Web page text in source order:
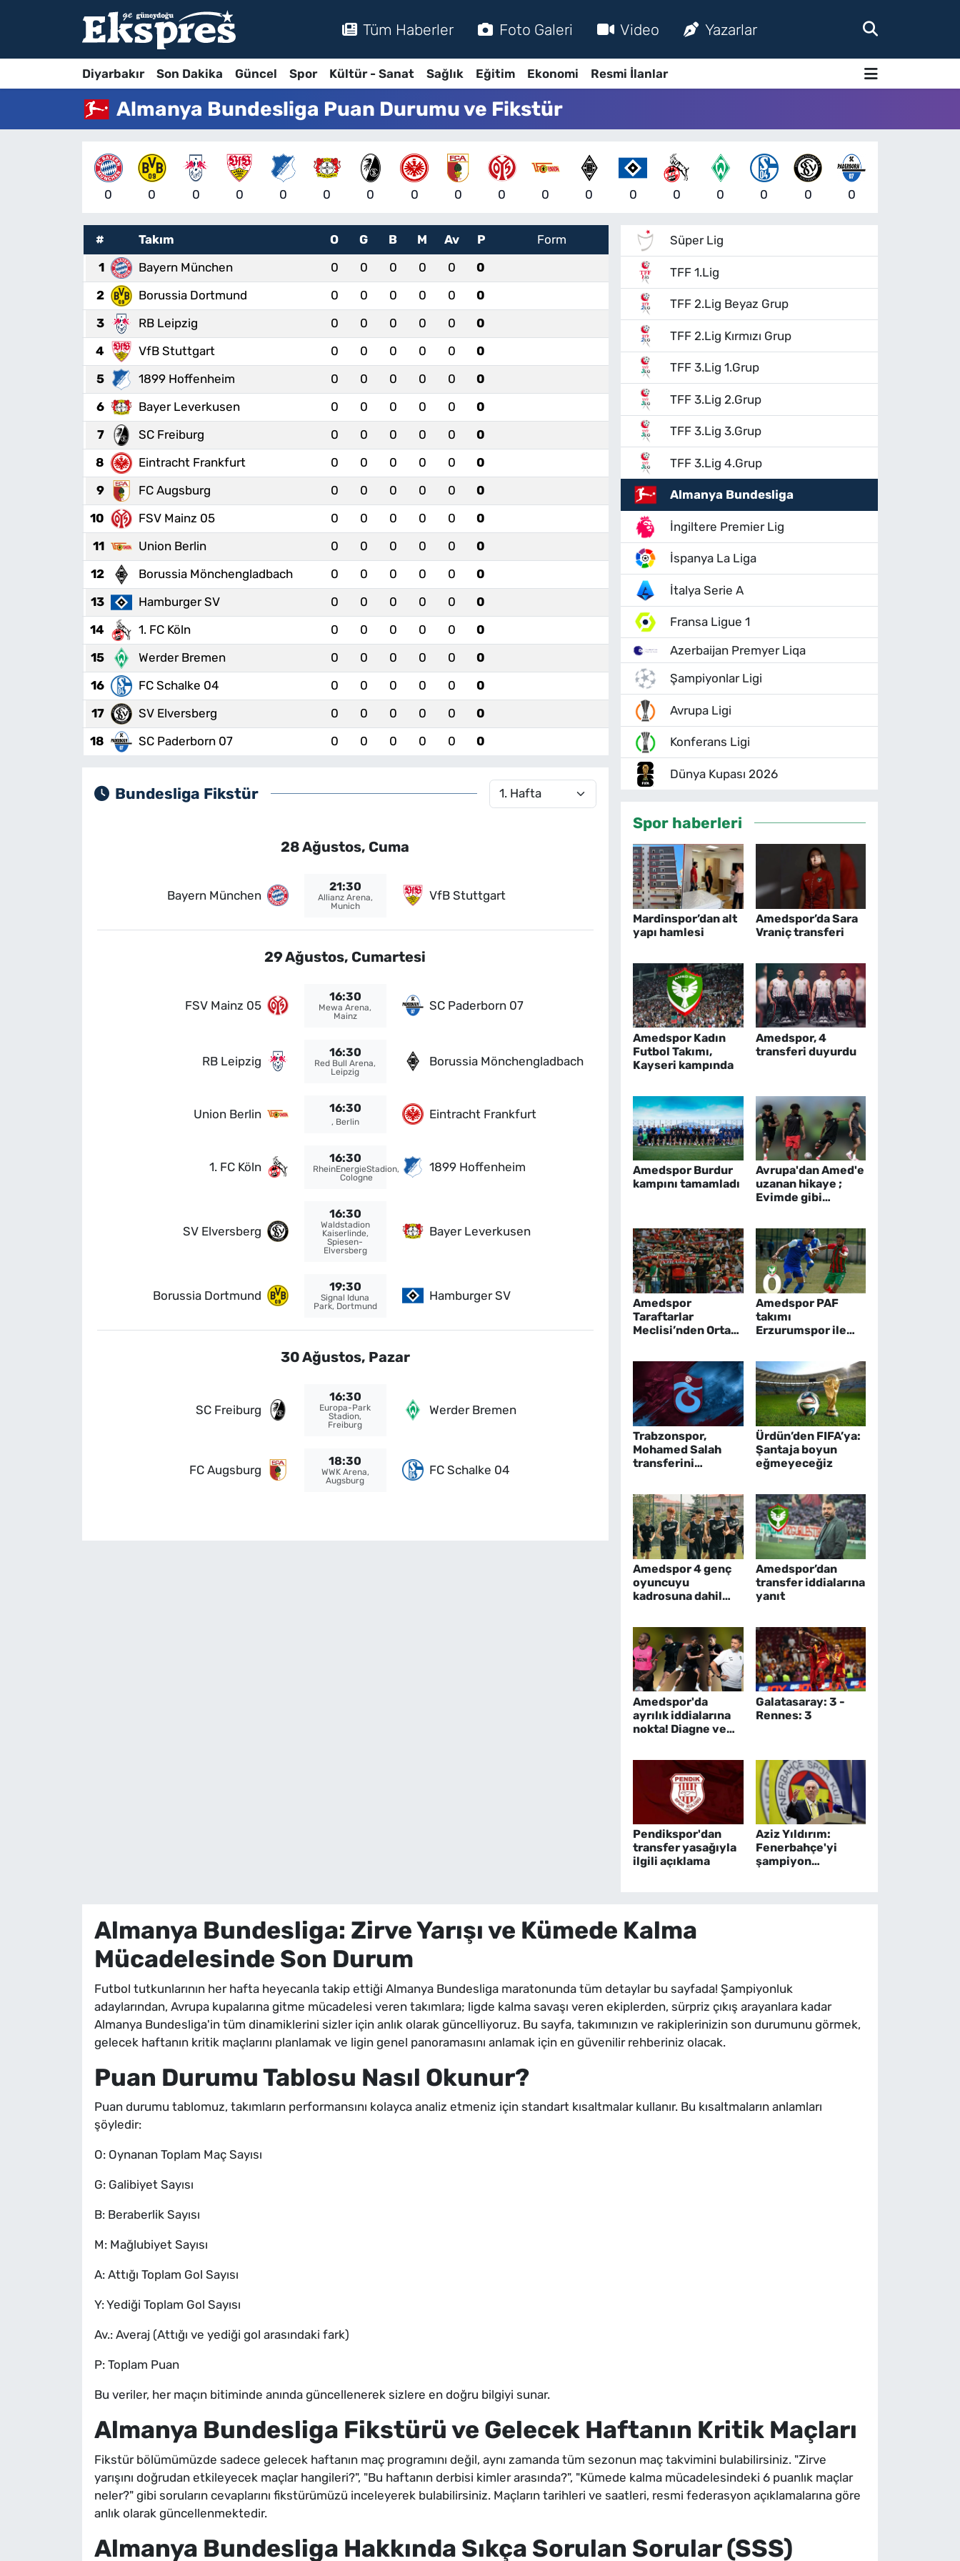
Tüm Haberler Foto Galeri Video Yazarlar
Diyarbakır Son Dakika Güncel Spor Kültür - Sanat Sağlık Eğitim Ekonomi Resmi İlanlar
Almanya Bundesliga Puan Durumu ve Fikstür
0 0 0 0 0 0 0 0 0 0 0 0 0 0 0 0 0 0
# Takım O G B M Av P
Form
1
Bayern München 0 0 0 0 0
0
2
Borussia Dortmund 0 0 0 0 0
0
3
RB Leipzig 0 0 0 0 0
0
4
VfB Stuttgart 0 0 0 0 0
0
5
1899 Hoffenheim 0 0 0 0 0
0
6
Bayer Leverkusen 0 0 0 0 0
0
7
SC Freiburg 0 0 0 0 0
0
8
Eintracht Frankfurt 0 0 0 0 0
0
9
FC Augsburg 0 0 0 0 0
0
10
FSV Mainz 05 0 0 0 0 0
0
11
Union Berlin 0 0 0 0 0
0
12
Borussia Mönchengladbach 0 0 0 0 0
0
13
Hamburger SV 0 0 0 0 0
0
14
1. FC Köln 0 0 0 0 0
0
15
Werder Bremen 0 0 0 0 0
0
16
FC Schalke 04 0 0 0 0 0
0
17
SV Elversberg 0 0 0 0 0
0
18
SC Paderborn 07 0 0 0 0 0 0
Bundesliga Fikstür
28 Ağustos, Cuma
Bayern München
21:30
Allianz Arena,
Munich
VfB Stuttgart
29 Ağustos, Cumartesi
FSV Mainz 05
16:30
Mewa Arena,
Mainz
SC Paderborn 07
RB Leipzig
16:30
Red Bull Arena,
Leipzig
Borussia Mönchengladbach
Union Berlin 16:30
, Berlin
Eintracht Frankfurt
1. FC Köln
16:30
RheinEnergieStadion,
Cologne
1899 Hoffenheim
SV Elversberg
16:30
Waldstadion
Kaiserlinde,
Spiesen-
Elversberg
Bayer Leverkusen
Borussia Dortmund
19:30
Signal Iduna
Park, Dortmund
Hamburger SV
30 Ağustos, Pazar
SC Freiburg
16:30
Europa-Park
Stadion,
Freiburg
Werder Bremen
FC Augsburg
18:30
WWK Arena,
Augsburg
FC Schalke 04
Süper Lig
TFF 1.Lig
TFF 2.Lig Beyaz Grup
TFF 2.Lig Kırmızı Grup
TFF 3.Lig 1.Grup
TFF 3.Lig 2.Grup
TFF 3.Lig 3.Grup
TFF 3.Lig 4.Grup
Almanya Bundesliga
İngiltere Premier Lig
İspanya La Liga
İtalya Serie A
Fransa Ligue 1
Azerbaijan Premyer Liqa
Şampiyonlar Ligi
Avrupa Ligi
Konferans Ligi
Dünya Kupası 2026
Spor haberleri
Mardinspor’dan alt
yapı hamlesi
Amedspor’da Sara
Vraniç transferi
Amedspor Kadın
Futbol Takımı,
Kayseri kampında
Amedspor, 4
transferi duyurdu
Amedspor Burdur
kampını tamamladı
Avrupa'dan Amed'e
uzanan hikaye ;
Evimde gibi
Amedspor
Taraftarlar
Meclisi’nden Ortak
Amedspor PAF
takımı
Erzurumspor ile
Trabzonspor,
Mohamed Salah
transferini
Ürdün’den FIFA’ya:
Şantaja boyun
eğmeyeceğiz
Amedspor 4 genç
oyuncuyu
kadrosuna dahil
Amedspor’dan
transfer iddialarına
yanıt
Amedspor'da
ayrılık iddialarına
nokta! Diagne ve
Galatasaray: 3 -
Rennes: 3
Pendikspor'dan
transfer yasağıyla
ilgili açıklama
Aziz Yıldırım:
Fenerbahçe'yi
şampiyon
Almanya Bundesliga: Zirve Yarışı ve Kümede Kalma
Mücadelesinde Son Durum
Futbol tutkunlarının her hafta heyecanla takip ettiği Almanya Bundesliga maratonunda tüm detaylar bu sayfada! Şampiyonluk
adaylarından, Avrupa kupalarına gitme mücadelesi veren takımlara; ligde kalma savaşı veren ekiplerden, sürpriz çıkış arayanlara kadar
Almanya Bundesliga'in tüm dinamiklerini sizler için anlık olarak güncelliyoruz. Bu sayfa, takımınızın ve rakiplerinizin son durumunu görmek,
gelecek haftanın kritik maçlarını planlamak ve ligin genel panoramasını anlamak için en güvenilir rehberiniz olacak.
Puan Durumu Tablosu Nasıl Okunur?
Puan durumu tablomuz, takımların performansını kolayca analiz etmeniz için standart kısaltmalar kullanır. Bu kısaltmaların anlamları
şöyledir:
O: Oynanan Toplam Maç Sayısı
G: Galibiyet Sayısı
B: Beraberlik Sayısı
M: Mağlubiyet Sayısı
A: Attığı Toplam Gol Sayısı
Y: Yediği Toplam Gol Sayısı
Av.: Averaj (Attığı ve yediği gol arasındaki fark)
P: Toplam Puan
Bu veriler, her maçın bitiminde anında güncellenerek sizlere en doğru bilgiyi sunar.
Almanya Bundesliga Fikstürü ve Gelecek Haftanın Kritik Maçları
Fikstür bölümümüzde sadece gelecek haftanın maç programını değil, aynı zamanda tüm sezonun maç takvimini bulabilirsiniz. "Zirve
yarışını doğrudan etkileyecek maçlar hangileri?", "Bu haftanın derbisi kimler arasında?", "Kümede kalma mücadelesindeki 6 puanlık maçlar
neler?" gibi soruların cevaplarını fikstürümüzü inceleyerek bulabilirsiniz. Maçların tarihleri ve saatleri, resmi federasyon açıklamalarına göre
anlık olarak güncellenmektedir.
Almanya Bundesliga Hakkında Sıkça Sorulan Sorular (SSS)